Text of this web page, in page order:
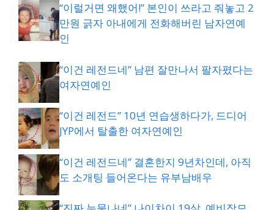
“이럴거면 왜했어!” 본인이 쓰라고 줘놓고 2
만원 긁자 아내에게 전화해버린 남자연예
인
“이건 레전드네” 남편 잘만나서 팔자폈다는
여자연예인
“이건 레전드” 10년 연습생하다가, 드디어
JYP에서 탈출한 여자연예인
“이건 레전드네” 결혼한지 9년차인데, 아직
도 소개팅 들어온다는 유부남배우